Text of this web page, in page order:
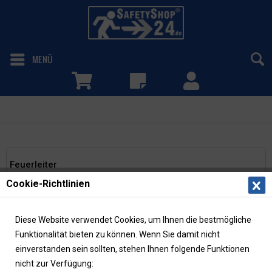
MENÜ
Feuerleiter
Cookie-Richtlinien
Diese Website verwendet Cookies, um Ihnen die bestmögliche
Funktionalität bieten zu können. Wenn Sie damit nicht
einverstanden sein sollten, stehen Ihnen folgende Funktionen
nicht zur Verfügung: